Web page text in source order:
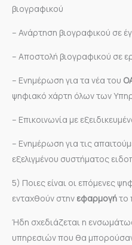
βιογραφικού
– Ανάρτηση βιογραφικού σε
– Αποστολή βιογραφικού σε
– Ενημέρωση για τα νέα του
ψηφιακό χάρτη όλων των
– Επικοινωνία με
– Ενημέρωση για τις
εξελιγμένου συστήματος
5) Ποιες είναι οι επόμενες
ενταχθούν στην εφαρμογήτο
Ήδη σχεδιάζεται η
υπηρεσιών που θα